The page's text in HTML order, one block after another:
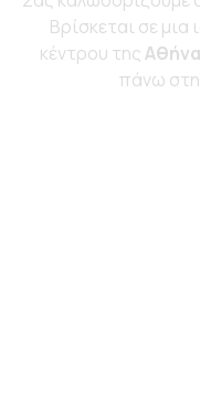
Bρίσκεται σε
κέντρου της
πάνω